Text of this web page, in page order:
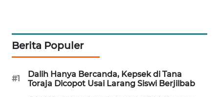
Berita Populer
#1
Dalih Hanya Bercanda, Kepsek di Tana
Toraja Dicopot Usai Larang Siswi Berjilbab
WAHANA
DESA